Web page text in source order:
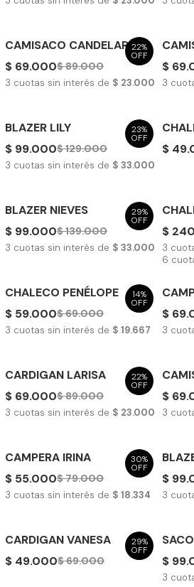
22%
OFF
CAMISACO CANDELARIA
$ 69.000$ 89.000
3 cuotas sin interés de $ 23.000
$
3
23%
OFF
BLAZER LILY
$ 99.000$ 129.000
3 cuotas sin interés de $ 33.000
$
29%
OFF
BLAZER NIEVES
$ 99.000$ 139.000
3 cuotas sin interés de $ 33.000
$
3
6
14%
OFF
CHALECO PENÉLOPE
$ 59.000$ 69.000
3 cuotas sin interés de $ 19.667
$
3
22%
OFF
CARDIGAN LARISA
$ 69.000$ 89.000
3 cuotas sin interés de $ 23.000
$
3
30%
OFF
CAMPERA IRINA
$ 55.000$ 79.000
3 cuotas sin interés de $ 18.334
$
3
29%
OFF
CARDIGAN VANESA
$ 49.000$ 69.000
$
3